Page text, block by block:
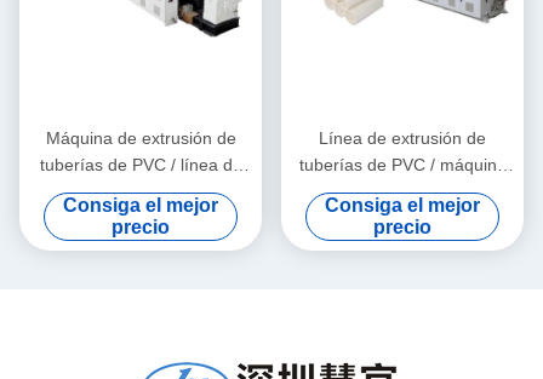
Máquina de extrusión de
tuberías de PVC / línea de
producción de tuberías de
PVC 315-630
Consiga el mejor
precio
Línea de extrusión de
tuberías de PVC / máquina
de fabricación de tuberías
de PVC 160
Consiga el mejor
precio